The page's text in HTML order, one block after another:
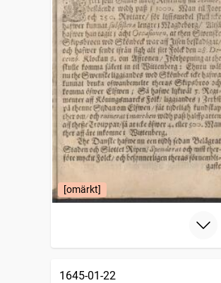
[omärkt]
1645-01-22